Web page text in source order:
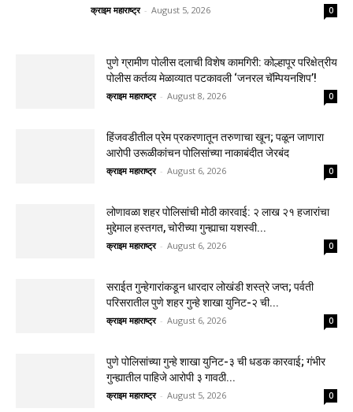
क्राइम महाराष्ट्र - August 5, 2026 0
पुणे ग्रामीण पोलीस दलाची विशेष कामगिरी: कोल्हापूर परिक्षेत्रीय
पोलीस कर्तव्य मेळाव्यात पटकावली ‘जनरल चॅम्पियनशिप’!
क्राइम महाराष्ट्र - August 8, 2026 0
हिंजवडीतील प्रेम प्रकरणातून तरुणाचा खून; पळून जाणारा
आरोपी उरूळीकांचन पोलिसांच्या नाकाबंदीत जेरबंद
क्राइम महाराष्ट्र - August 6, 2026 0
लोणावळा शहर पोलिसांची मोठी कारवाई: २ लाख २१ हजारांचा
मुद्देमाल हस्तगत, चोरीच्या गुन्ह्याचा यशस्वी...
क्राइम महाराष्ट्र - August 6, 2026 0
सराईत गुन्हेगारांकडून धारदार लोखंडी शस्त्रे जप्त; पर्वती
परिसरातील पुणे शहर गुन्हे शाखा युनिट-२ ची...
क्राइम महाराष्ट्र - August 6, 2026 0
पुणे पोलिसांच्या गुन्हे शाखा युनिट-३ ची धडक कारवाई; गंभीर
गुन्ह्यातील पाहिजे आरोपी ३ गावठी...
क्राइम महाराष्ट्र - August 5, 2026 0